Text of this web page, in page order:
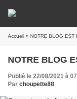
Accueil » NOTRE BLOG EST
NOTRE BLOG
Publié le 22/08/2021 à
Par choupette88